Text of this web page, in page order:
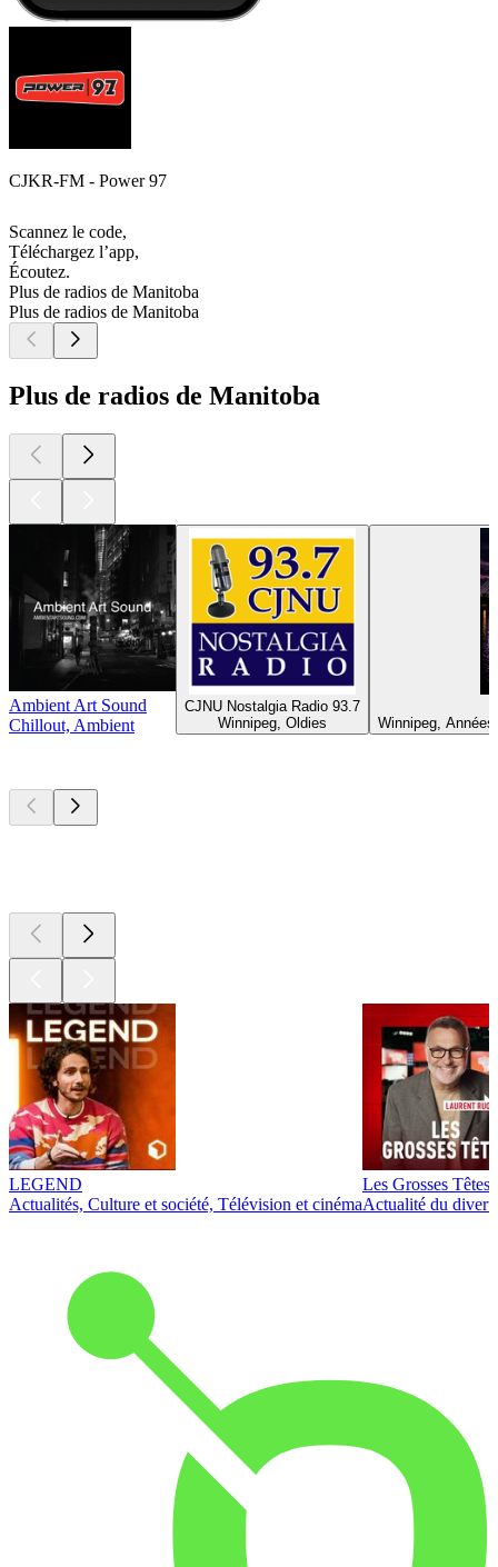
CJKR-FM - Power 97
Scannez le code,
Téléchargez l’app,
Écoutez.
Plus de radios de Manitoba
Plus de radios de Manitoba
Plus de radios de Manitoba
Ambient Art Sound
Chillout, Ambient
CJNU Nostalgia Radio 93.7
Winnipeg, Oldies
Winnipeg,
LEGEND
Actualités, Culture et société, Télévision et cinéma
Les Grosses Têtes
Actualité du